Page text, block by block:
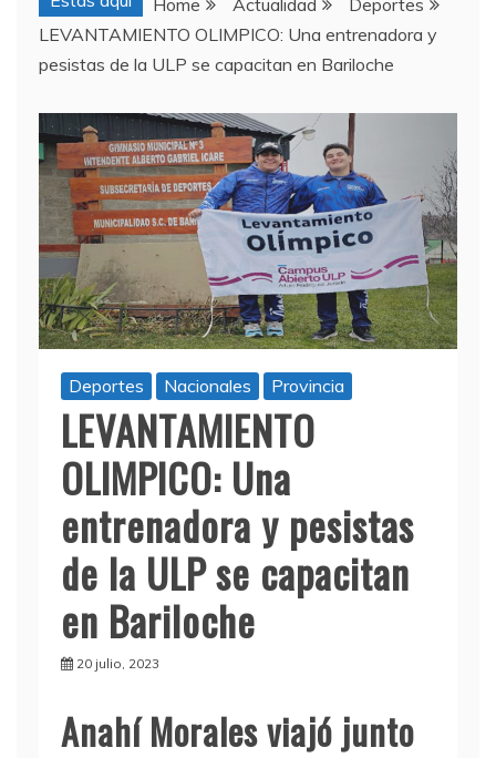
Home Actualidad
Deportes
LEVANTAMIENTO OLIMPICO: Una entrenadora y
pesistas de la ULP se capacitan en Bariloche
Deportes Nacionales Provincia
LEVANTAMIENTO
OLIMPICO: Una
entrenadora y pesistas
de la ULP se capacitan
en Bariloche
20 julio, 2023
Anahí Morales viajó junto